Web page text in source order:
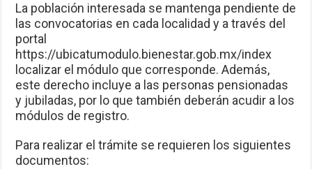
La población interesada se mantenga pendiente de
las convocatorias en cada localidad y a través del
portal
https://ubicatumodulo.bienestar.gob.mx/index
localizar el módulo que corresponde. Además,
este derecho incluye a las personas pensionadas
y jubiladas, por lo que también deberán acudir a los
módulos de registro.
Para realizar el trámite se requieren los siguientes
documentos: